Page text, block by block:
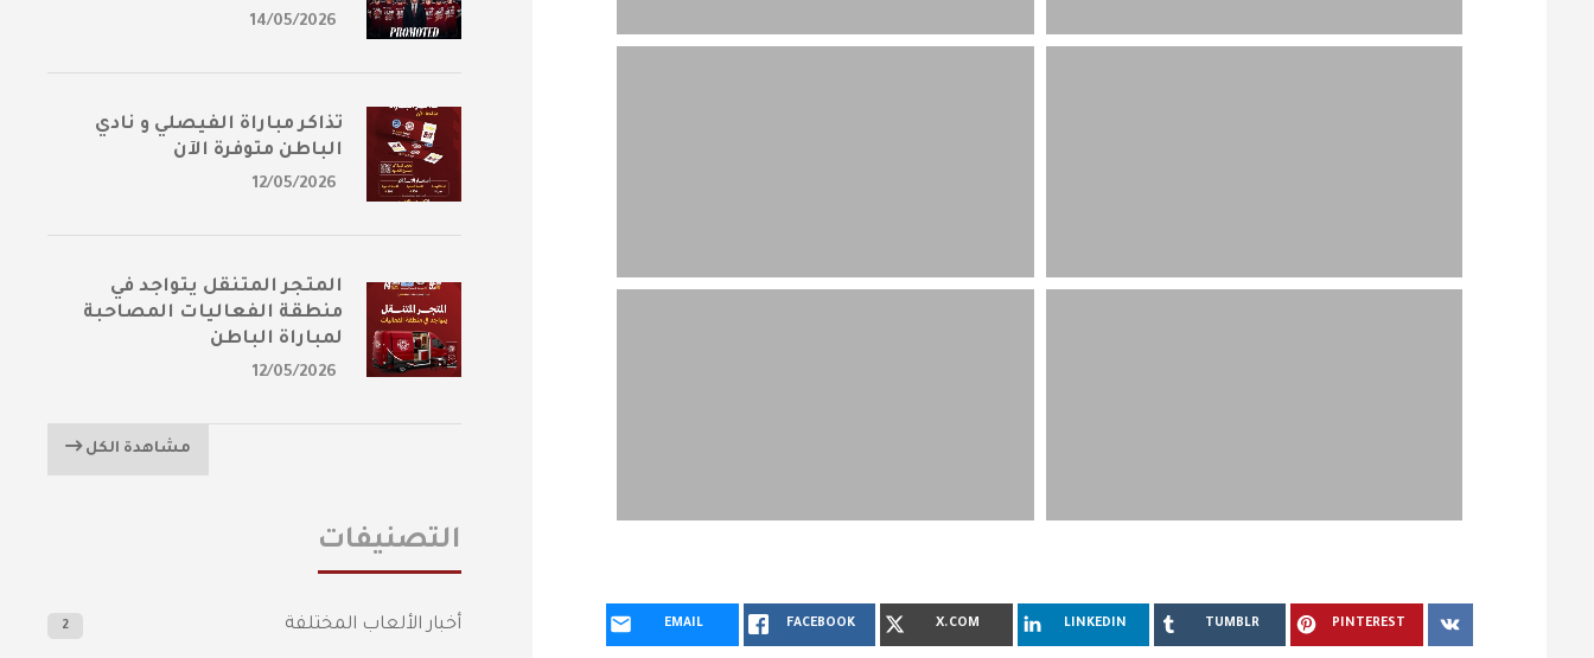
EMAIL FACEBOOK X.COM LINKEDIN TUMBLR PINTEREST
14/05/2026
تذاكر مباراة الفيصلي و نادي
الباطن متوفرة الآن
12/05/2026
المتجر المتنقل يتواجد في
منطقة الفعاليات المصاحبة
لمباراة الباطن
12/05/2026
مشاهدة الكل
التصنيفات
أخبار الألعاب المختلفة 2